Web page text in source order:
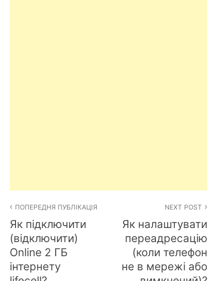
записів
ПОПЕРЕДНЯ ПУБЛІКАЦІЯ
Як підключити
(відключити)
Online 2 ГБ
інтернету
NEXT POST
Як налаштувати
переадресацію
(коли телефон
не в мережі або